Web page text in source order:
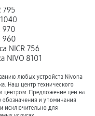
795
970
960
NICR 756
NIVO 8101
любых устройств Nivona
Наш центр технического
центром. Предложение цен на
обозначения и упоминания
исключительно для